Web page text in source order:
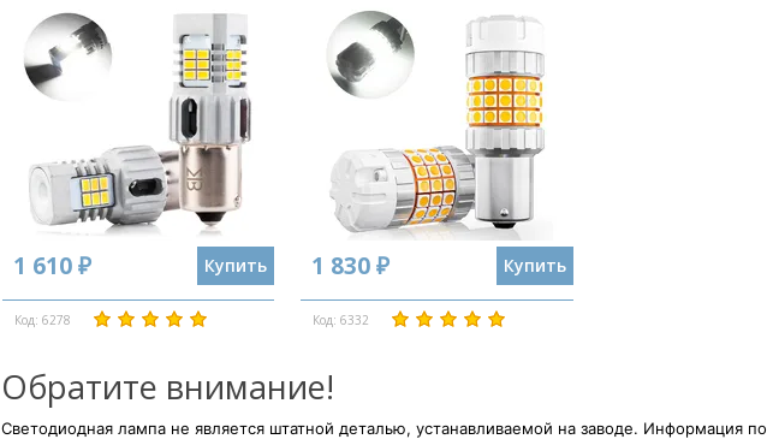
1 610 ₽ Купить
Код: 6278
1 830 ₽ Купить
Код: 6332
Обратите внимание!
Светодиодная лампа не является штатной деталью, устанавливаемой на заводе. Информация по